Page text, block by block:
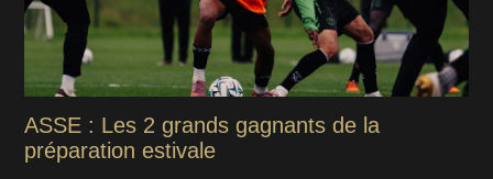
ASSE : Les 2 grands gagnants de la
préparation estivale